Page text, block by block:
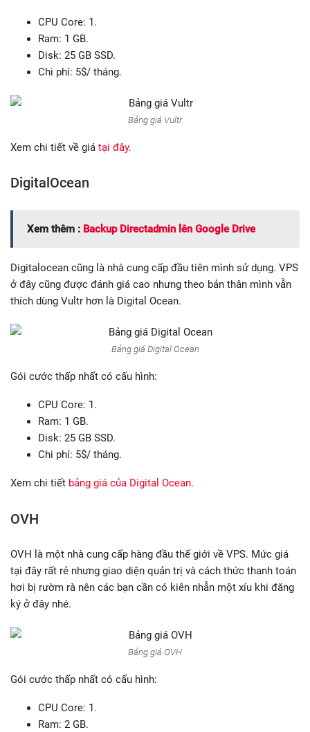
CPU Core: 1.
Ram: 1 GB.
Disk: 25 GB SSD.
Chi phí: 5$/ tháng.
Bảng giá Vultr
Xem chi tiết về giá tại đây.
DigitalOcean
Xem thêm : Backup Directadmin lên Google Drive
Digitalocean cũng là nhà cung cấp đầu tiên mình sử dụng. VPS
ở đây cũng được đánh giá cao nhưng theo bản thân mình vẫn
thích dùng Vultr hơn là Digital Ocean.
Bảng giá Digital Ocean
Gói cước thấp nhất có cấu hình:
CPU Core: 1.
Ram: 1 GB.
Disk: 25 GB SSD.
Chi phí: 5$/ tháng.
Xem chi tiết bảng giá của Digital Ocean.
OVH
OVH là một nhà cung cấp hàng đầu thế giới về VPS. Mức giá
tại đây rất rẻ nhưng giao diện quản trị và cách thức thanh toán
hơi bị rườm rà nên các bạn cần có kiên nhẫn một xíu khi đăng
ký ở đây nhé.
Bảng giá OVH
Gói cước thấp nhất có cấu hình:
CPU Core: 1.
Ram: 2 GB.